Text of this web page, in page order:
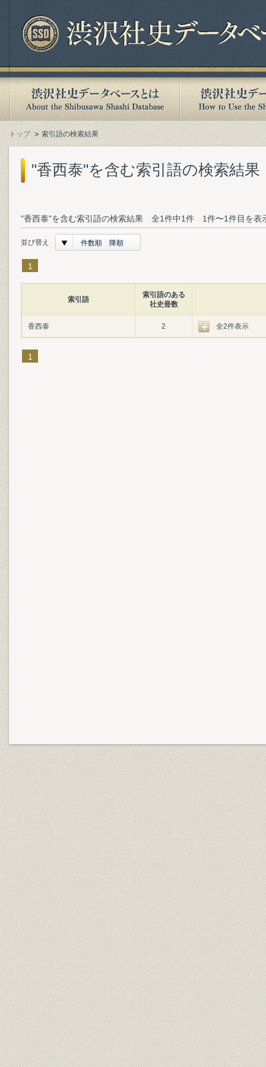
トップ 索引語の検索結果
"香西泰"を含む索引語の検索結果
"香西泰"を含む索引語の検索結果 全1件中1件 1件〜1件目を表
並び替え 件数順 降順
1
索引語
索引語のある
社史冊数
香西泰 2 全2件表示
1